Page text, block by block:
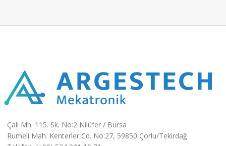
Çalı Mh. 115. Sk. No:2 Nilüfer / Bursa
Rumeli Mah. Kenterler Cd. No:27, 59850 Çorlu/Tekirdağ